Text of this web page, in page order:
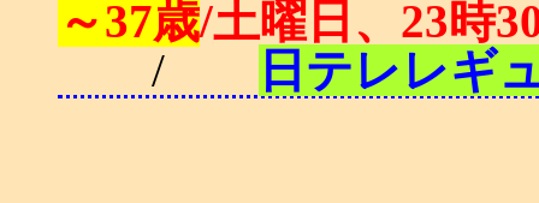
～37歳/土曜日、23時
/
日テレレギ